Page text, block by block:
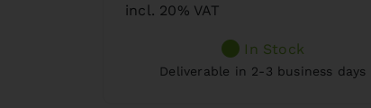
incl. 20% VAT
In Stock
Deliverable in 2-3 business days